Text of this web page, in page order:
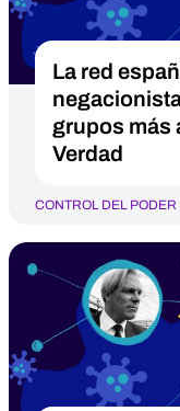
La red
grupos más
Verdad
CONTROL DEL PODER